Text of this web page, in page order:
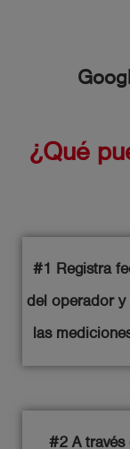
¿Qué
#1 Registra
del operador y
las
#2 A